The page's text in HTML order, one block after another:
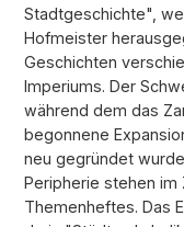
Stadtgeschichte",
Hofmeister
Geschichten
Imperiums. Der
während dem das
begonnene
neu gegründet
Peripherie stehen
Themenheftes. Das